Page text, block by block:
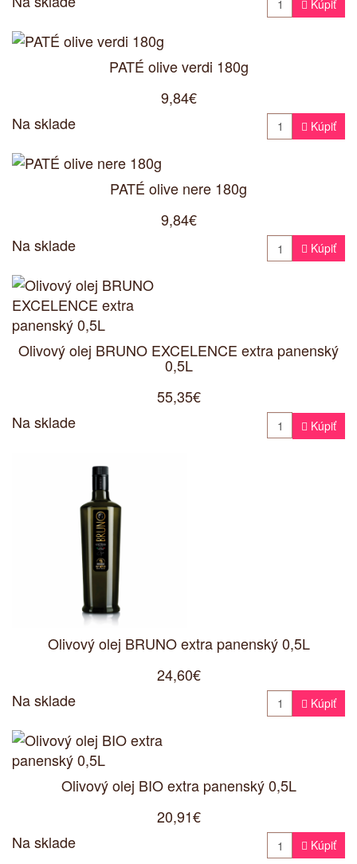
 Kúpiť
PATÉ olive verdi 180g
9,84€
Na sklade
 Kúpiť
PATÉ olive nere 180g
9,84€
Na sklade
 Kúpiť
Olivový olej BRUNO EXCELENCE extra panenský
0,5L
55,35€
Na sklade
 Kúpiť
Olivový olej BRUNO extra panenský 0,5L
24,60€
Na sklade
 Kúpiť
Olivový olej BIO extra panenský 0,5L
20,91€
Na sklade
 Kúpiť